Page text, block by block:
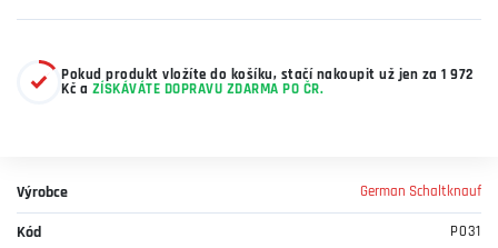
Pokud produkt vložíte do košíku, stačí nakoupit už jen za 1 972
Kč a ZÍSKÁVÁTE DOPRAVU ZDARMA PO ČR.
Výrobce German Schaltknauf
Kód P031